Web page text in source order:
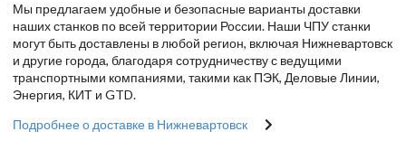
Мы предлагаем удобные и безопасные варианты доставки
наших станков по всей территории России. Наши ЧПУ станки
могут быть доставлены в любой регион, включая Нижневартовск
и другие города, благодаря сотрудничеству с ведущими
транспортными компаниями, такими как ПЭК, Деловые Линии,
Энергия, КИТ и GTD.
Подробнее о доставке в Нижневартовск